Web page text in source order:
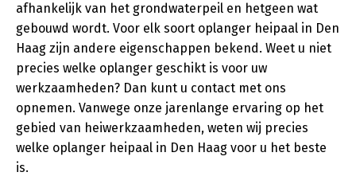
afhankelijk van het grondwaterpeil en hetgeen wat
gebouwd wordt. Voor elk soort oplanger heipaal in Den
Haag zijn andere eigenschappen bekend. Weet u niet
precies welke oplanger geschikt is voor uw
werkzaamheden? Dan kunt u contact met ons
opnemen. Vanwege onze jarenlange ervaring op het
gebied van heiwerkzaamheden, weten wij precies
welke oplanger heipaal in Den Haag voor u het beste
is.